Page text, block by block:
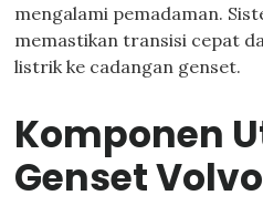
mengalami pemadaman.
memastikan transisi cepat
listrik ke cadangan genset.
Komponen
Genset